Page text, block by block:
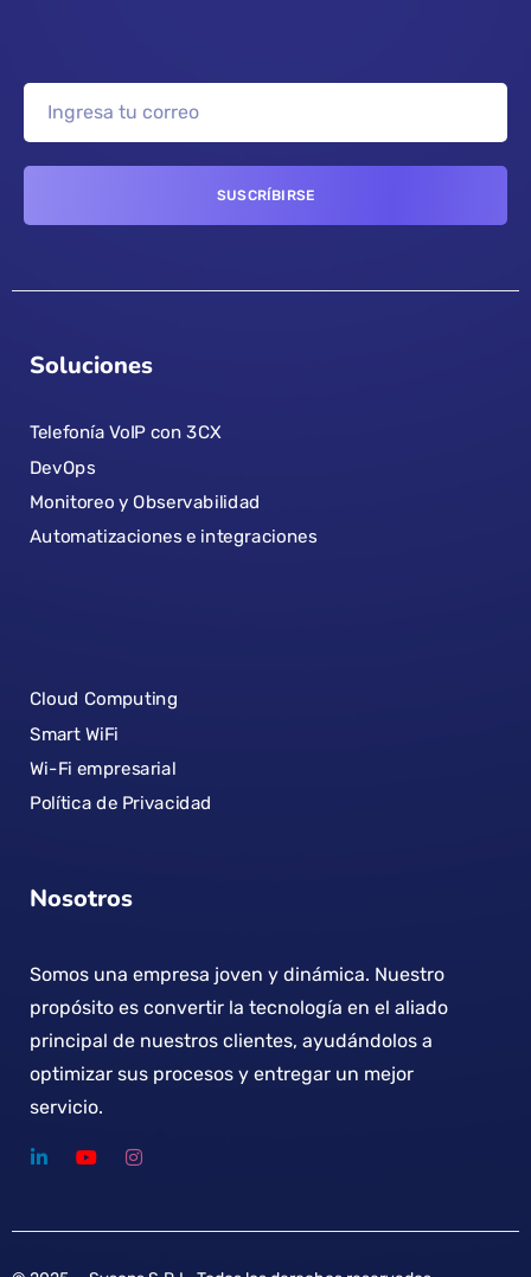
Soluciones
Telefonía VoIP con 3CX
DevOps
Monitoreo y Observabilidad
Automatizaciones e integraciones
Cloud Computing
Smart WiFi
Wi-Fi empresarial
Política de Privacidad
Nosotros
Somos una empresa joven y dinámica. Nuestro
propósito es convertir la tecnología en el aliado
principal de nuestros clientes, ayudándolos a
optimizar sus procesos y entregar un mejor
servicio.